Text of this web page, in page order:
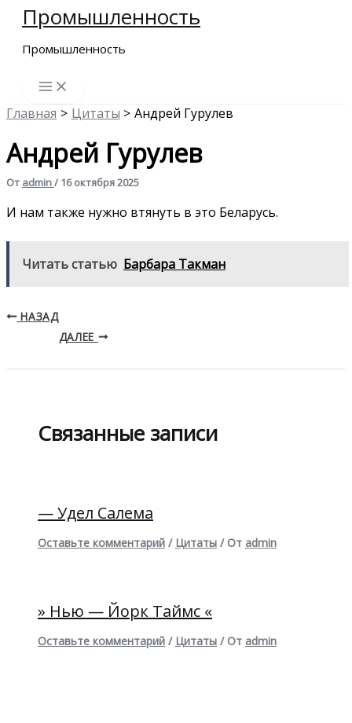
Перейти
содержимому
Промышленность
Промышленность
Главная Цитаты Андрей Гурулев
Андрей Гурулев
От admin/ 16 октября 2025
И нам также нужно втянуть в это Беларусь.
Читать статью Барбара Такман
НАЗАД
ДАЛЕЕ
Связанные записи
— Удел Салема
Оставьте комментарий / Цитаты / От admin
» Нью — Йорк Таймс «
Оставьте комментарий / Цитаты / От admin